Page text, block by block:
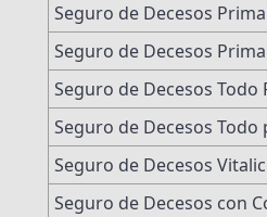
Seguro de Decesos
Seguro de Decesos
Seguro de Decesos Todo
Seguro de Decesos Todo
Seguro de Decesos
Seguro de Decesos con